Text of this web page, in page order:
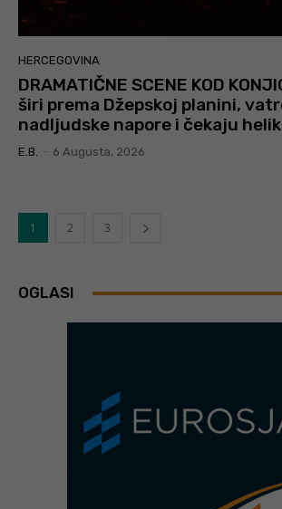
HERCEGOVINA
DRAMATIČNE SCENE KOD
širi prema Džepskoj planini,
nadljudske napore i čekaju
E.B. 6 Augusta, 2026
1 2 3
OGLASI